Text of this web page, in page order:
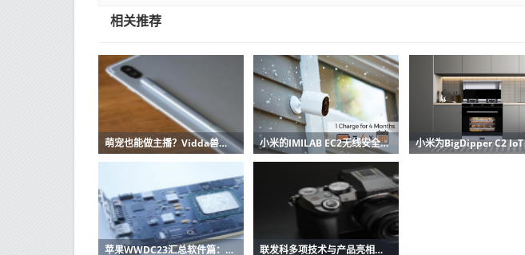
相关推荐
萌宠也能做主播？Vidda兽装主播“前进”即将亮相直播间 小米的IMILAB EC2无线安全摄像机通过Indiegogo走向全球
苹果WWDC23汇总软件篇：万物皆可沉浸 visionOS初显生产力 联发科多项技术与产品亮相MWC2024 赋能千行百业